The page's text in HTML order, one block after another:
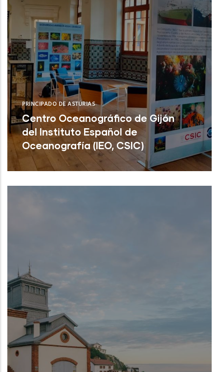
PRINCIPADO DE ASTURIAS
Centro Oceanográfico de Gijón
del Instituto Español de
Oceanografía (IEO, CSIC)
Centro Oceanográfico de Gijón del
Instituto Español de Oceanografía (IEO,